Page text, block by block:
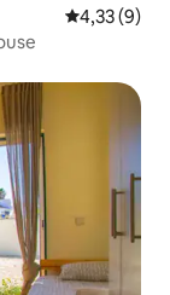
4,33 de
4,33 (9)